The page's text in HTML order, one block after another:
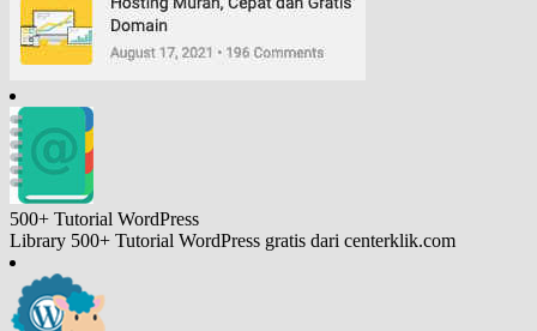
500+ Tutorial WordPress
Library 500+ Tutorial WordPress gratis dari centerklik.com